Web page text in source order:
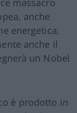
anche
energetica,
anche il
un Nobel
è prodotto in